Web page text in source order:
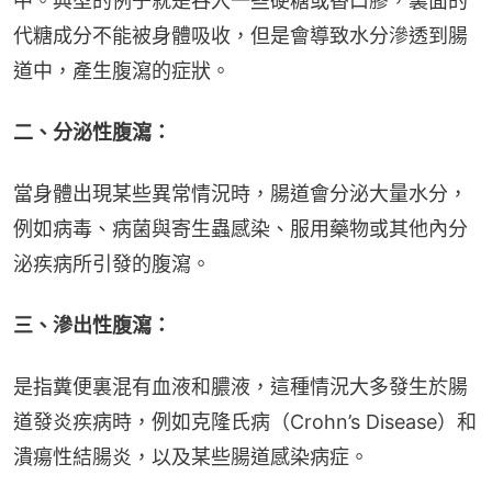
代糖成分不能被身體吸收，但是會導致水分滲透到腸
道中，產生腹瀉的症狀。
二、分泌性腹瀉：
當身體出現某些異常情況時，腸道會分泌大量水分，
例如病毒、病菌與寄生蟲感染、服用藥物或其他內分
泌疾病所引發的腹瀉。
三、滲出性腹瀉：
是指糞便裏混有血液和膿液，這種情況大多發生於腸
道發炎疾病時，例如克隆氏病（Crohn’s Disease）和
潰瘍性結腸炎，以及某些腸道感染病症。